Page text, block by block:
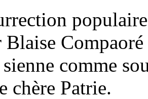
comme
chère Patrie.